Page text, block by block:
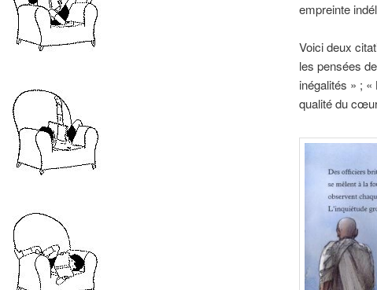
empreinte
Voici deux
les pensées
inégalités » ; «
qualité du